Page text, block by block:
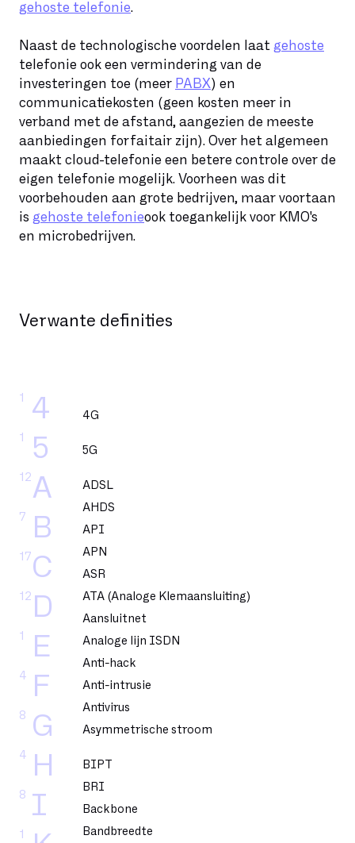
4
1
5
1
A
12
B
7
C
17
D
12
E
1
F
4
G
8
H
4
I
8
1
4G
5G
ADSL
AHDS
API
APN
ASR
ATA (Analoge Klemaansluiting)
Aansluitnet
Analoge lijn ISDN
Anti-hack
Anti-intrusie
Antivirus
Asymmetrische stroom
BIPT
BRI
Backbone
Bandbreedte
gehoste telefonie.
Naast de technologische voordelen laat gehoste
telefonie ook een vermindering van de
investeringen toe (meer PABX) en
communicatiekosten (geen kosten meer in
verband met de afstand, aangezien de meeste
aanbiedingen forfaitair zijn). Over het algemeen
maakt cloud-telefonie een betere controle over de
eigen telefonie mogelijk. Voorheen was dit
voorbehouden aan grote bedrijven, maar voortaan
is gehoste telefonieook toegankelijk voor KMO's
en microbedrijven.
Verwante definities